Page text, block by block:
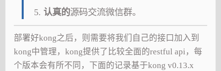
认真的源码交流微信群。
部署好kong之后，则需要将我们自己的接口加入到
kong中管理，kong提供了比较全面的restful api，每
个版本会有所不同，下面的记录基于kong v0.13.x